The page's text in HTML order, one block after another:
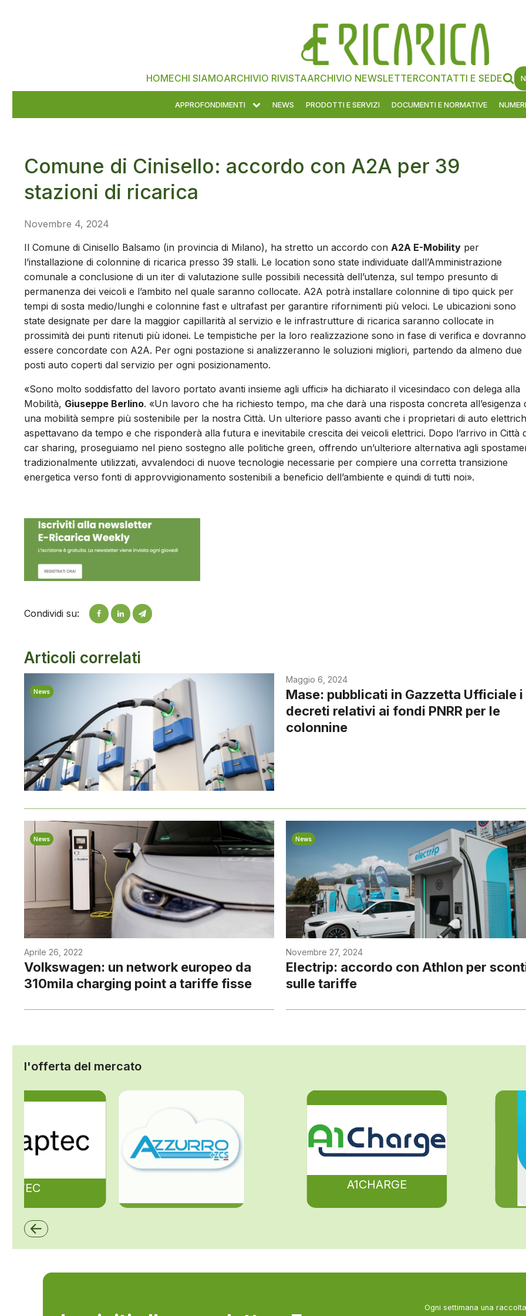
HOMECHI SIAMOARCHIVIO RIVISTAARCHIVIO NEWSLETTERCONTATTI E SEDE
APPROFONDIMENTI NEWS PRODOTTI E SERVIZI DOCUMENTI E NORMATIVE
Comune di Cinisello: accordo con A2A per 39
stazioni di ricarica
Novembre 4, 2024
Il Comune di Cinisello Balsamo (in provincia di Milano), ha stretto un accordo con A2A E-Mobility per
l’installazione di colonnine di ricarica presso 39 stalli. Le location sono state individuate dall’Amministrazione
comunale a conclusione di un iter di valutazione sulle possibili necessità dell’utenza, sul tempo presunto di
permanenza dei veicoli e l’ambito nel quale saranno collocate. A2A potrà installare colonnine di tipo quick per
tempi di sosta medio/lunghi e colonnine fast e ultrafast per garantire rifornimenti più veloci. Le ubicazioni sono
state designate per dare la maggior capillarità al servizio e le infrastrutture di ricarica saranno collocate in
prossimità dei punti ritenuti più idonei. Le tempistiche per la loro realizzazione sono in fase di verifica e dovranno
essere concordate con A2A. Per ogni postazione si analizzeranno le soluzioni migliori, partendo da almeno due
posti auto coperti dal servizio per ogni posizionamento.
«Sono molto soddisfatto del lavoro portato avanti insieme agli uffici» ha dichiarato il vicesindaco con delega alla
Mobilità, Giuseppe Berlino. «Un lavoro che ha richiesto tempo, ma che darà una risposta concreta all’esigenza
una mobilità sempre più sostenibile per la nostra Città. Un ulteriore passo avanti che i proprietari di auto
aspettavano da tempo e che risponderà alla futura e inevitabile crescita dei veicoli elettrici. Dopo l’arrivo in Città
car sharing, proseguiamo nel pieno sostegno alle politiche green, offrendo un’ulteriore alternativa agli
tradizionalmente utilizzati, avvalendoci di nuove tecnologie necessarie per compiere una corretta transizione
energetica verso fonti di approvvigionamento sostenibili a beneficio dell’ambiente e quindi di tutti noi».
Condividi su:
Articoli correlati
News
Maggio 6, 2024
Mase: pubblicati in Gazzetta Ufficiale i
decreti relativi ai fondi PNRR per le
colonnine
News
Aprile 26, 2022
Volkswagen: un network europeo da
310mila charging point a tariffe fisse
News
Novembre 27, 2024
Electrip: accordo con Athlon per
sulle tariffe
l'offerta del mercato
A1CHARGE
ZCS Azzurro
Ogni settimana una